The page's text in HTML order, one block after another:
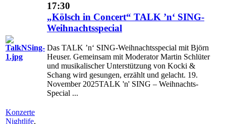
17:30
„Kölsch in Concert“ TALK ’n‘ SING-
Weihnachtsspecial
Das TALK ’n‘ SING-Weihnachtsspecial mit Björn
Heuser. Gemeinsam mit Moderator Martin Schlüter
und musikalischer Unterstützung von Kocki &
Schang wird gesungen, erzählt und gelacht. 19.
November 2025TALK 'n' SING – Weihnachts-
Special ...
Konzerte
Nightlife,